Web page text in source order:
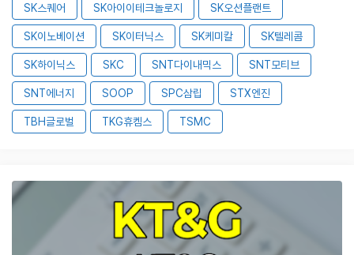
SK스퀘어 SK아이이테크놀로지 SK오션플랜트
SK이노베이션 SK이터닉스 SK케미칼 SK텔레콤
SK하이닉스 SKC SNT다이내믹스 SNT모티브
SNT에너지 SOOP SPC삼립 STX엔진
TBH글로벌 TKG휴켐스 TSMC